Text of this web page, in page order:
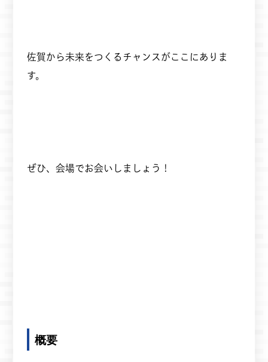
佐賀から未来をつくるチャンスがここにありま
す。
ぜひ、会場でお会いしましょう！
概要